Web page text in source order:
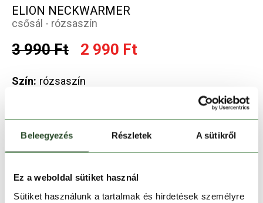
Beleegyezés Részletek A sütikről
Ez a weboldal sütiket használ
Sütiket használunk a tartalmak és hirdetések személyre
ELION NECKWARMER
csősál - rózsaszín
3 990 Ft 2 990 Ft
Szín: rózsaszín
Kosárba teszem